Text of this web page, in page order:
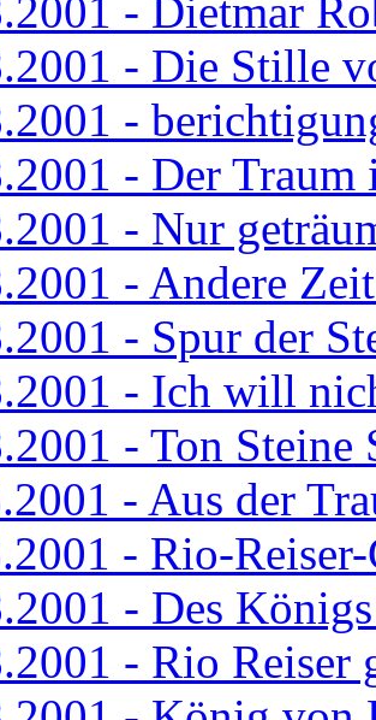
- Dietmar
- Die Stille
-
- Der Traum
- Nur
- Andere
- Spur der
- Ich will
- Ton Steine
- Aus der
- Rio-
- Des
- Rio Reiser